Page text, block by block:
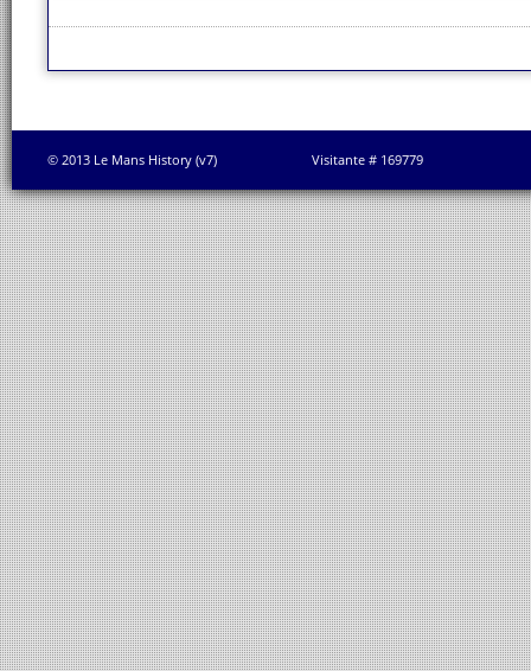
© 2013 Le Mans History (v7) Visitante # 169779